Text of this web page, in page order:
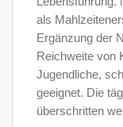
als
Ergänzung der
Reichweite von
Jugendliche,
geeignet. Die
überschritten